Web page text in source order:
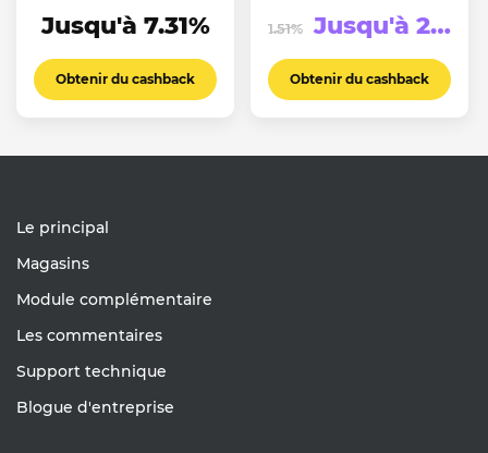
Jusqu'à 7.31%
Obtenir du cashback
1.51% Jusqu'à 2.51%
Obtenir du cashback
Le principal
Magasins
Module complémentaire
Les commentaires
Support technique
Blogue d'entreprise